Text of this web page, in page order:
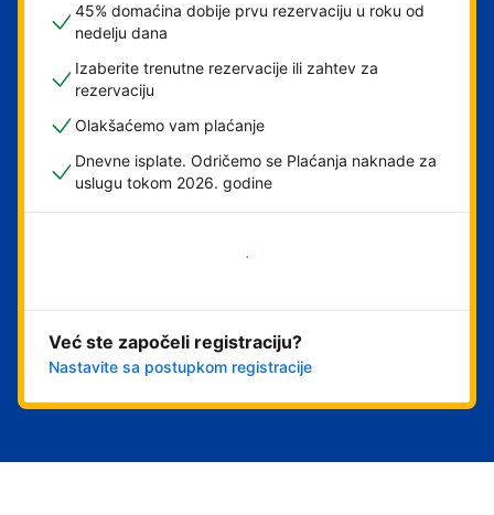
45% domaćina dobije prvu rezervaciju u roku od
nedelju dana
Izaberite trenutne rezervacije ili zahtev za
rezervaciju
Olakšaćemo vam plaćanje
Dnevne isplate. Odričemo se Plaćanja naknade za
uslugu tokom 2026. godine
Počnite odmah
Već ste započeli registraciju?
Nastavite sa postupkom registracije